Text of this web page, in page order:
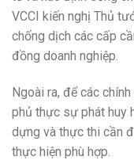
VCCI kiến nghị Thủ
chống dịch các cấp
đồng doanh nghiệp.
Ngoài ra, để các
phủ thực sự phát huy
dựng và thực thi cần
thực hiện phù hợp.